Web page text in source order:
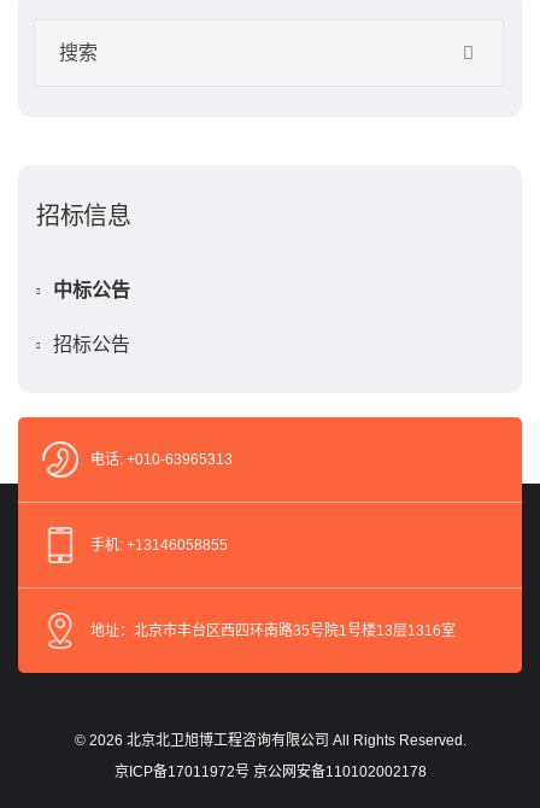
招标信息
中标公告
招标公告
电话: +010-63965313
手机: +13146058855
地址：北京市丰台区西四环南路35号院1号楼13层1316室
© 2026 北京北卫旭博工程咨询有限公司 All Rights Reserved.
京ICP备17011972号 京公网安备110102002178